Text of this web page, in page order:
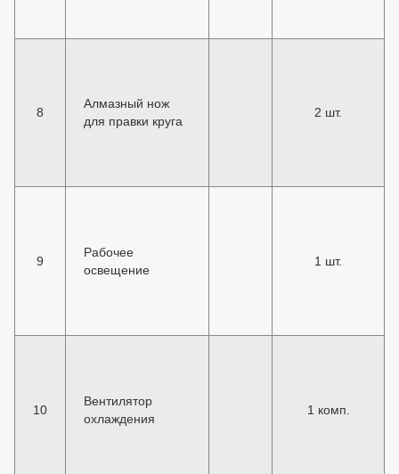
8
Алмазный нож
для правки круга
2 шт.
9
Рабочее
освещение
1 шт.
10
Вентилятор
охлаждения
1 комп.